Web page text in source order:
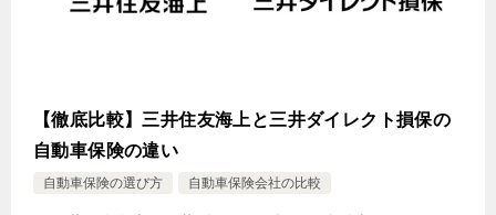
【徹底比較】三井住友海上と三井ダイレクト損保の
自動車保険の違い
自動車保険の選び方 自動車保険会社の比較